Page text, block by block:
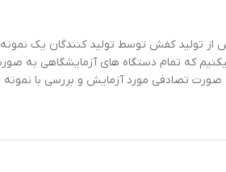
از تولید کفش توسط تولید کنندگان یک
که تمام دستگاه های آزمایشگاهی به
تصادفی مورد آزمایش و بررسی با نمونه